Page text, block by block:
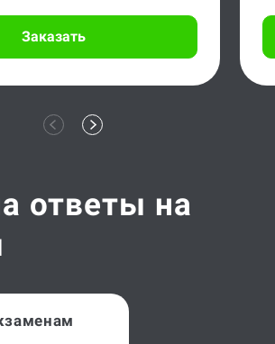
Заказать
ответы на